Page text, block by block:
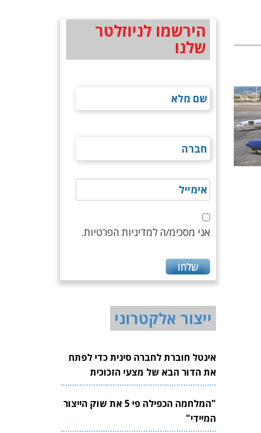
הירשמו לניוזלטר
שלנו
אני מסכימ/ה למדיניות הפרטיות.
ייצור אלקטרוני
אינטל חוברת לחברה סינית כדי לפתח
את הדור הבא של מצעי הזכוכית
לשבבים
"המלחמה הכפילה פי 5 את שוק הייצור
המיידי"